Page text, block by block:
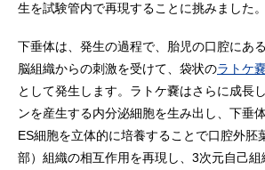
生を試験管内で再現することに挑みました。
下垂体は、発生の過程で、胎児の口腔にある
脳組織からの刺激を受けて、袋状のラトケ
として発生します。ラトケ嚢はさらに成長
ンを産生する内分泌細胞を生み出し、下垂
ES細胞を立体的に培養することで口腔外胚
部）組織の相互作用を再現し、3次元自己